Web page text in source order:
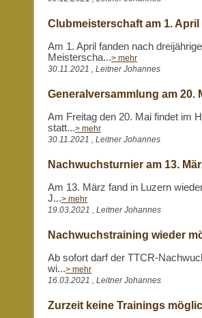
Clubmeisterschaft am 1. April
Am 1. April fanden nach
Meisterscha...> mehr
30.11.2021 , Leitner Johannes
Generalversammlung am 20.
Am Freitag den 20. Mai findet im
statt...> mehr
30.11.2021 , Leitner Johannes
Nachwuchsturnier am 13.
Am 13. März fand in Luzern
J...> mehr
19.03.2021 , Leitner Johannes
Nachwuchstraining wieder
Ab sofort darf der TTCR-
wi...> mehr
16.03.2021 , Leitner Johannes
Zurzeit keine Trainings